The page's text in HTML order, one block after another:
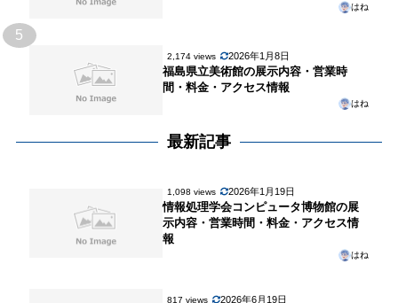
はね
5
2,174 views 2026年1月8日
福島県立美術館の展示内容・営業時
間・料金・アクセス情報
はね
最新記事
1,098 views 2026年1月19日
情報処理学会コンピュータ博物館の展
示内容・営業時間・料金・アクセス情
報
はね
817 views 2026年6月19日